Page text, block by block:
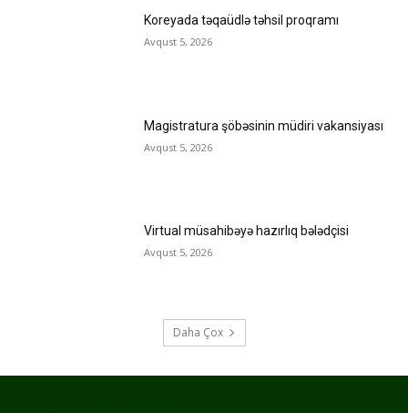
Koreyada təqaüdlə təhsil proqramı
Avqust 5, 2026
Magistratura şöbəsinin müdiri vakansiyası
Avqust 5, 2026
Virtual müsahibəyə hazırlıq bələdçisi
Avqust 5, 2026
Daha Çox